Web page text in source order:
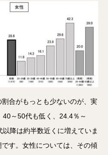
合がもっとも少ないのが、実
～50代も低く、24.4％～
降は約半数近くに増えていま
す。女性については、その傾